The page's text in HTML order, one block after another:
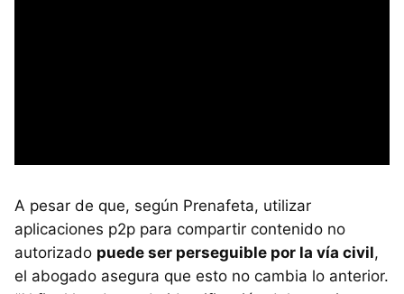
A pesar de que, según Prenafeta, utilizar
aplicaciones p2p para compartir contenido no
autorizado puede ser perseguible por la vía civil,
el abogado asegura que esto no cambia lo anterior.